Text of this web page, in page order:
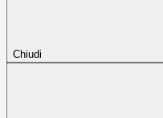
Chiudi